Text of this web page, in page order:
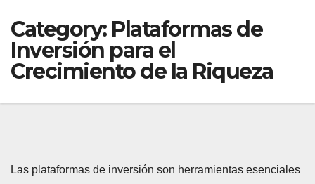
Category: Plataformas de
Inversión para el
Crecimiento de la Riqueza
Las plataformas de inversión son herramientas esenciales